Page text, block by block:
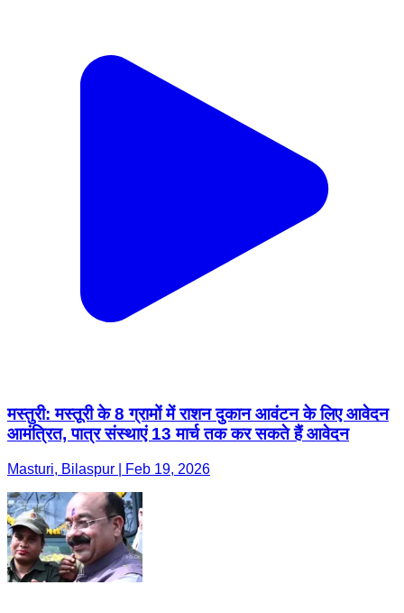
मस्तुरी: मस्तूरी के 8 ग्रामों में राशन दुकान आवंटन के लिए आवेदन
आमंत्रित, पात्र संस्थाएं 13 मार्च तक कर सकते हैं आवेदन
Masturi, Bilaspur | Feb 19, 2026